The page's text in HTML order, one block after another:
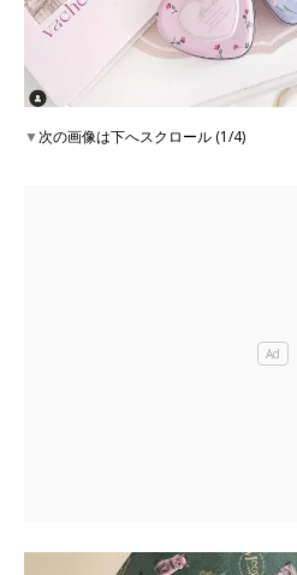
▼次の画像は下へスクロール (1/4)